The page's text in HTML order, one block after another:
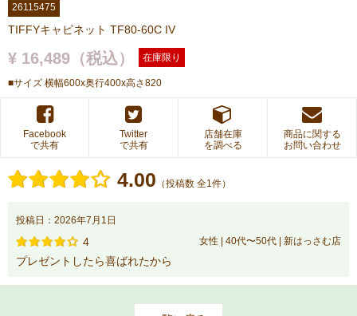
26115475
TIFFYキャビネット TF80-60C IV
¥ 16,489（税込） 在庫限り
■サイズ 横幅600x奥行400x高さ820
Facebook
で共有
Twitter
で共有
店舗在庫
を調べる
商品に関する
お問い合わせ
4.00 （投稿数 全1件）
投稿日：2026年7月1日
4 女性 | 40代〜50代 | 新はっさむ店
プレゼントしたら喜ばれたから